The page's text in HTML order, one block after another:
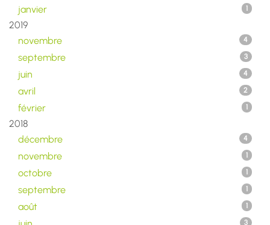
janvier 1
2019
novembre
4
septembre 3
juin 4
avril 2
février 1
2018
décembre
4
novembre 1
octobre 1
septembre 1
août 1
3